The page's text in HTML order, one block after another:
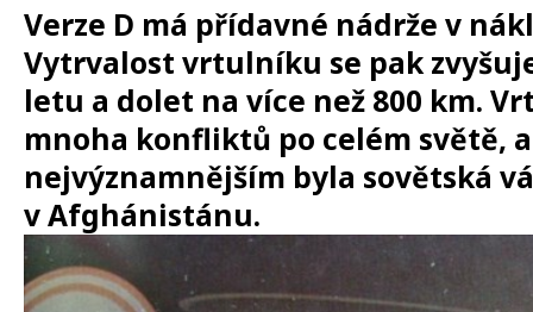
Verze D má přídavné nádrže v
Vytrvalost vrtulníku se pak
letu a dolet na více než 800 km.
mnoha konfliktů po celém světě,
nejvýznamnějším byla sovětská
v Afghánistánu.